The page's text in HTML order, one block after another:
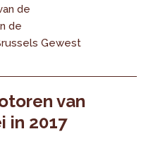
de
de
Gewest
van
in 2017